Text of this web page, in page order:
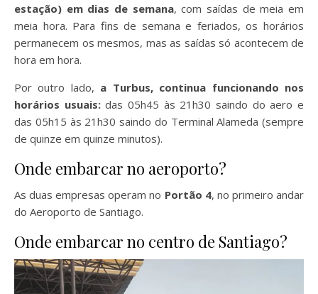
estação) em dias de semana, com saídas de meia em
meia hora. Para fins de semana e feriados, os horários
permanecem os mesmos, mas as saídas só acontecem de
hora em hora.
Por outro lado, a Turbus, continua funcionando nos
horários usuais:das 05h45 às 21h30 saindo do aero e
das 05h15 às 21h30 saindo do Terminal Alameda (sempre
de quinze em quinze minutos).
Onde embarcar no aeroporto?
As duas empresas operam no Portão 4, no primeiro andar
do Aeroporto de Santiago.
Onde embarcar no centro de Santiago?